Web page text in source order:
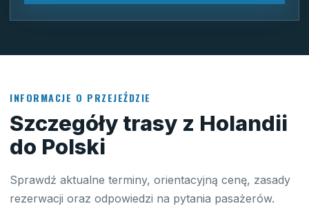
INFORMACJE O PRZEJEŹDZIE
Szczegóły trasy z Holandii
do Polski
Sprawdź aktualne terminy, orientacyjną cenę, zasady
rezerwacji oraz odpowiedzi na pytania pasażerów.